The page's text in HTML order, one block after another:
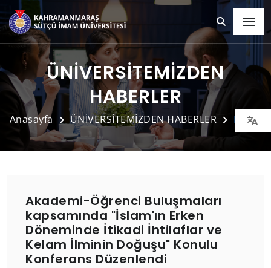
ÜNİVERSİTEMİZDEN
HABERLER
Anasayfa ÜNİVERSİTEMİZDEN HABERLER Detay
Akademi-Öğrenci Buluşmaları
kapsamında "İslam'ın Erken
Döneminde İtikadi İhtilaflar ve
Kelam İlminin Doğuşu" Konulu
Konferans Düzenlendi